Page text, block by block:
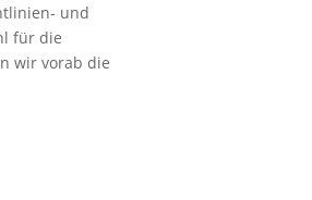
und
für die
wir vorab die